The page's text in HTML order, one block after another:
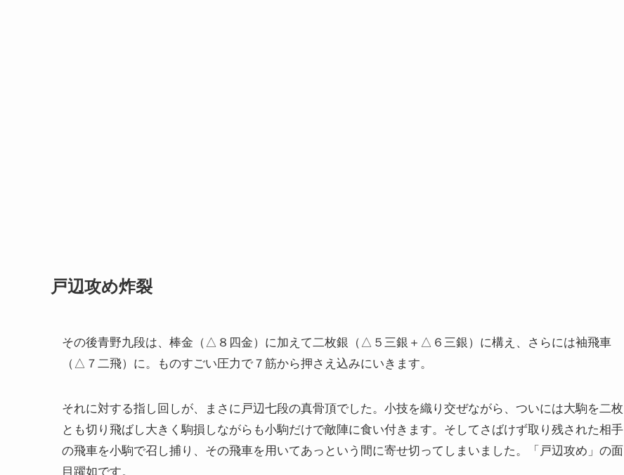
戸辺攻め炸裂
その後青野九段は、棒金（△８四金）に加えて二枚銀（△５三銀＋△６三銀）に構え、さらには袖飛車
（△７二飛）に。ものすごい圧力で７筋から押さえ込みにいきます。
それに対する指し回しが、まさに戸辺七段の真骨頂でした。小技を織り交ぜながら、ついには大駒を二枚
とも切り飛ばし大きく駒損しながらも小駒だけで敵陣に食い付きます。そしてさばけず取り残された相手
の飛車を小駒で召し捕り、その飛車を用いてあっという間に寄せ切ってしまいました。「戸辺攻め」の面
目躍如です。